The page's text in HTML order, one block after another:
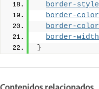
border-style
border-color
border-color
border-width
}